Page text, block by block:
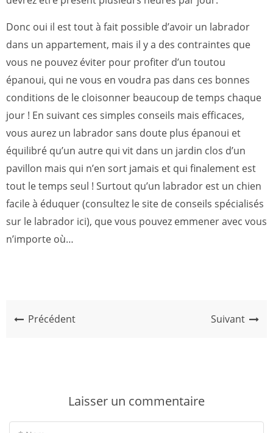
Donc oui il est tout à fait possible d’avoir un labrador
dans un appartement, mais il y a des contraintes que
vous ne pouvez éviter pour profiter d’un toutou
épanoui, qui ne vous en voudra pas dans ces bonnes
conditions de le cloisonner beaucoup de temps chaque
jour ! En suivant ces simples conseils mais efficaces,
vous aurez un labrador sans doute plus épanoui et
équilibré qu’un autre qui vit dans un jardin clos d’un
pavillon mais qui n’en sort jamais et qui finalement est
tout le temps seul ! Surtout qu’un labrador est un chien
facile à éduquer (consultez le site de conseils spécialisés
sur le labrador ici), que vous pouvez emmener avec vous
n’importe où…
Précédent Suivant
Laisser un commentaire